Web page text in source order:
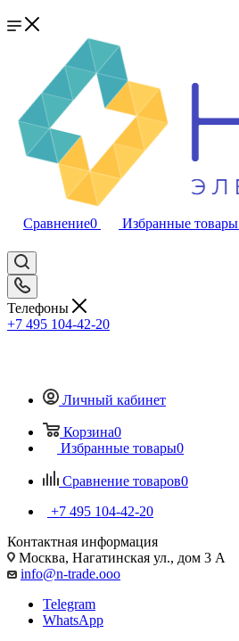
Сравнение0 Избранные товары
Телефоны
+7 495 104-42-20
Личный кабинет
Корзина0
Избранные товары0
Сравнение товаров0
+7 495 104-42-20
Контактная информация
Москва, Нагатинская ул., дом 3 А
info@n-trade.ooo
Telegram
WhatsApp